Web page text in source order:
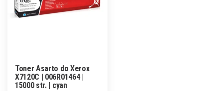
Toner Asarto do Xerox
X7120C | 006R01464 |
15000 str. | cyan